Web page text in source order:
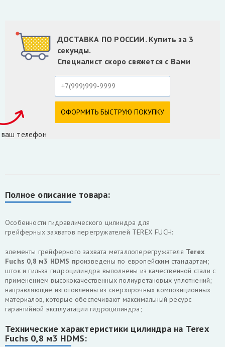
ДОСТАВКА ПО РОССИИ. Купить за 3
секунды.
Специалист скоро свяжется с Вами
телефон
Полное описание товара:
Особенности гидравлического цилиндра для
грейферных захватов перегружателей TEREX FUCH:
элементы грейферного захвата металлоперегружателя Terex
Fuchs 0,8 м3 HDMS произведены по европейским стандартам;
шток и гильза гидроцилиндра выполнены из качественной стали с
применением высококачественных полиуретановых уплотнений;
направляющие изготовленны из сверхпрочных композиционных
материалов, которые обеспечивают максимальный ресурс
гарантийной эксплуатации гидроцилиндра;
Технические характеристики цилиндра на Terex
Fuchs 0,8 м3 HDMS: